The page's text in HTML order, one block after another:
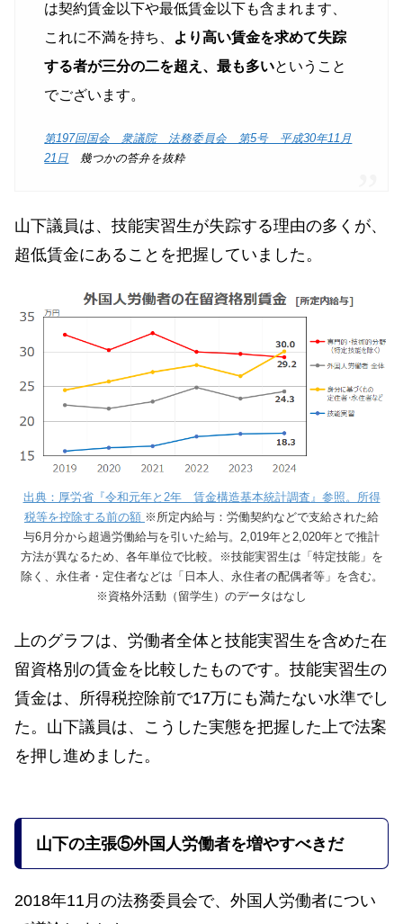
は契約賃金以下や最低賃金以下も含まれます、
これに不満を持ち、 より高い賃金を求めて失踪
する者が三分の二を超え、最も多いということ
でございます。
第197回国会 衆議院 法務委員会 第5号 平成30年11月
21日 幾つかの答弁を抜粋
山下議員は、技能実習生が失踪する理由の多くが、
超低賃金にあることを把握していました。
出典：厚労省『令和元年と2年 賃金構造基本統計調査』参照。所得
税等を控除する前の額 ※所定内給与：労働契約などで支給された給
与6月分から超過労働給与を引いた給与。2,019年と2,020年とで推計
方法が異なるため、各年単位で比較。※技能実習生は「特定技能」を
除く、永住者・定住者などは「日本人、永住者の配偶者等」を含む。
※資格外活動（留学生）のデータはなし
上のグラフは、労働者全体と技能実習生を含めた在
留資格別の賃金を比較したものです。技能実習生の
賃金は、所得税控除前で17万にも満たない水準でし
た。山下議員は、こうした実態を把握した上で法案
を押し進めました。
山下の主張⑤外国人労働者を増やすべきだ
2018年11月の法務委員会で、外国人労働者につい